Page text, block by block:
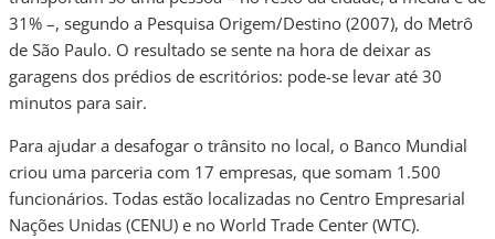
31% –, segundo a Pesquisa Origem/Destino (2007), do Metrô
de São Paulo. O resultado se sente na hora de deixar as
garagens dos prédios de escritórios: pode-se levar até 30
minutos para sair.
Para ajudar a desafogar o trânsito no local, o Banco Mundial
criou uma parceria com 17 empresas, que somam 1.500
funcionários. Todas estão localizadas no Centro Empresarial
Nações Unidas (CENU) e no World Trade Center (WTC).